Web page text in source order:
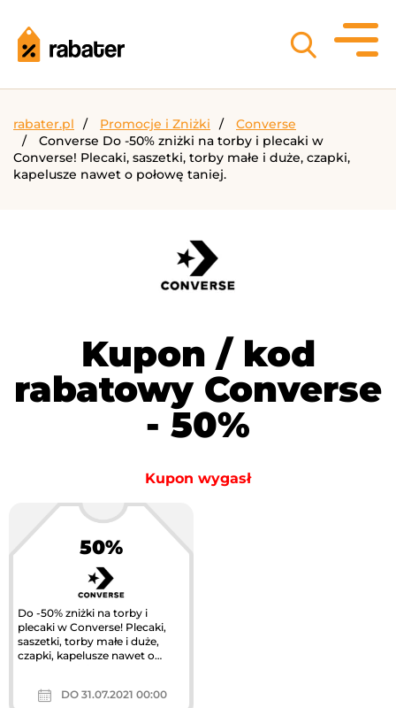
rabater.pl Promocje i Zniżki
Converse
Converse Do -50% zniżki na torby i plecaki w
Converse! Plecaki, saszetki, torby małe i duże, czapki,
kapelusze nawet o połowę taniej.
Kupon / kod
rabatowy Converse
- 50%
Kupon wygasł
50%
Do -50% zniżki na torby i
plecaki w Converse! Plecaki,
saszetki, torby małe i duże,
czapki, kapelusze nawet o
DO 31.07.2021 00:00